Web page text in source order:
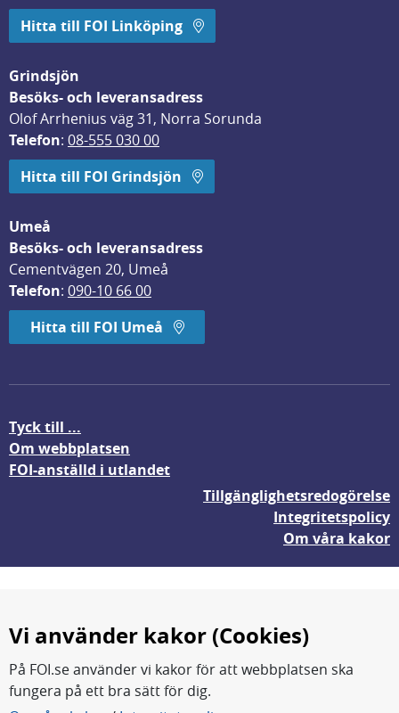
Hitta till FOI Linköping
Grindsjön
Besöks- och leveransadress
Olof Arrhenius väg 31, Norra Sorunda
Telefon: 08-555 030 00
Hitta till FOI Grindsjön
Umeå
Besöks- och leveransadress
Cementvägen 20, Umeå
Telefon: 090-10 66 00
Hitta till FOI Umeå
Tyck till ...
Om webbplatsen
FOI-anställd i utlandet
Tillgänglighetsredogörelse
Integritetspolicy
Om våra kakor
Vi använder kakor (Cookies)
På FOI.se använder vi kakor för att webbplatsen ska
fungera på ett bra sätt för dig.